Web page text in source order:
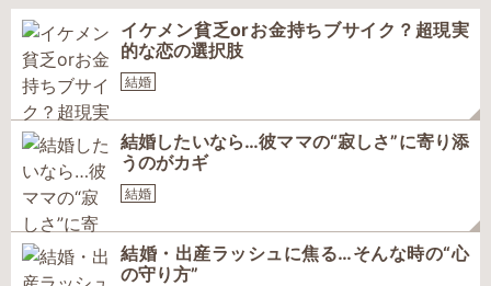
イケメン貧乏orお金持ちブサイク？超現実
的な恋の選択肢
結婚
結婚したいなら…彼ママの“寂しさ”に寄り添
うのがカギ
結婚
結婚・出産ラッシュに焦る…そんな時の“心
の守り方”